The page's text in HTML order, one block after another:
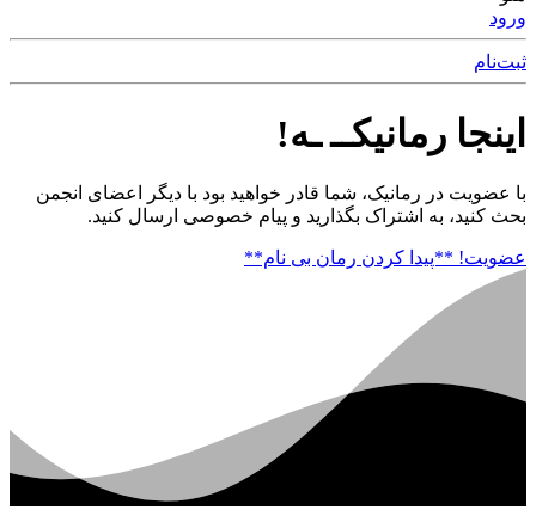
ورود
ثبت‌نام
اینجا رمانیکــ ـه!
با عضویت در رمانیک، شما قادر خواهید بود با دیگر اعضای انجمن
بحث کنید، به اشتراک بگذارید و پیام خصوصی ارسال کنید.
عضویت! **پیدا کردن رمان بی نام**